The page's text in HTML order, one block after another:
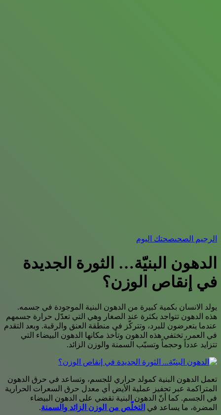
الرجيم الصحىصحتك اليوم
الدهون البنيّة… الثورة الجديدة
في إنقاص الوزن؟
يولد الانسان بكمية كبيرة من الدهون البنية الموجودة في جسمه.
هذه الدهون تتواجد بكثرة عند الصغار وهي التي تعدّل حرارة جسمهم
عندما يتعرضون للبرد، وتتركّز في منطقة العنق والرقبة. وبعد التقدم
في العمر، تختفي هذه الدهون وتأخذ مكانها الدهون البيضاء التي
تتزايد عدداً وحجماً وتسبّب السمنة والوزن الزائد.
تعمل الدهون البنية كمولد حراري للجسم، وتساعد في حرق الدهون
المتراكمة عبر تحفيز عملية الأيض أي معدل حرق السعرات الحرارية
في الجسم. كما أنّ الدهون البنية تقضي على الدهون البيضاء
المضرة، ما يساعد في التخلّص من الوزن الزائد والسمنة.